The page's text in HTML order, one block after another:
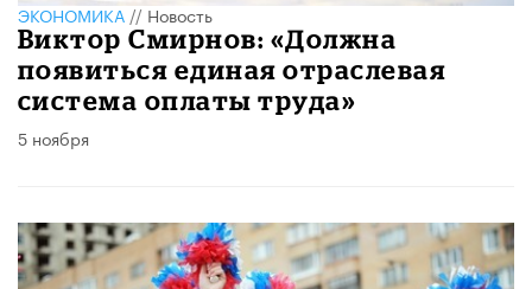
ЭКОНОМИКА//Новость
Виктор Смирнов: «Должна
появиться единая отраслевая
система оплаты труда»
5 ноября